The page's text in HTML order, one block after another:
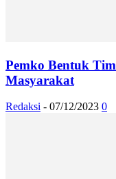
Pemko Bentuk
Masyarakat
Redaksi - 07/12/2023 0